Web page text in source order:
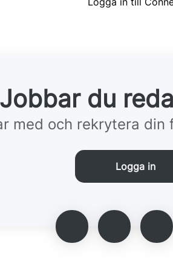
du
med och rekrytera din
Logga in